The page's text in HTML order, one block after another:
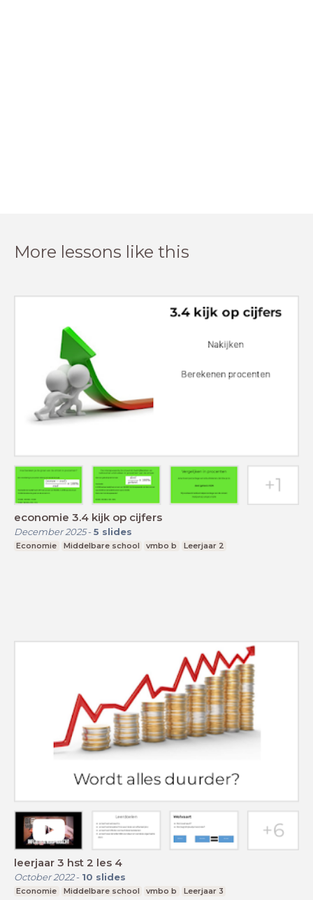
More lessons like this
economie 3.4 kijk op cijfers
December 2025- 5 slides
Economie Middelbare school vmbo b Leerjaar 2
leerjaar 3 hst 2 les 4
October 2022- 10 slides
Economie Middelbare school vmbo b Leerjaar 3